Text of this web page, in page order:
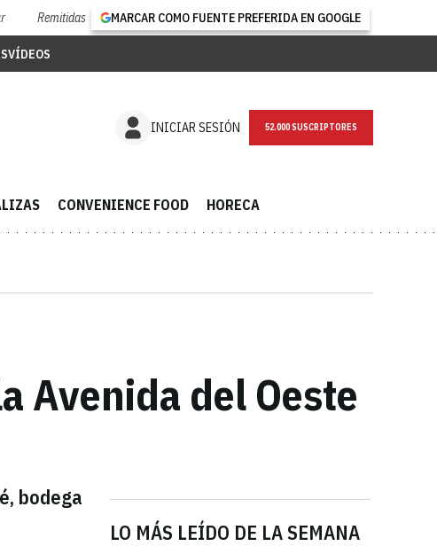
Remitidas MARCAR COMO FUENTE PREFERIDA EN GOOGLE
VÍDEOS
INICIAR SESIÓN NEWSLETTER
CONVENIENCE FOOD HORECA
Avenida del Oeste
bodega
LO MÁS LEÍDO DE LA SEMANA